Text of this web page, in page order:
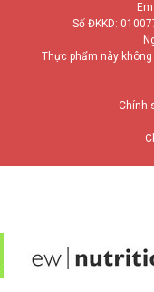
Số ĐKKD:
Thực phẩm này
Chính